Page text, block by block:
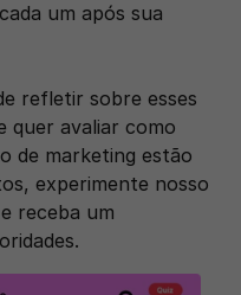
um após sua
refletir sobre esses
quer avaliar como
de marketing estão
experimente nosso
receba um